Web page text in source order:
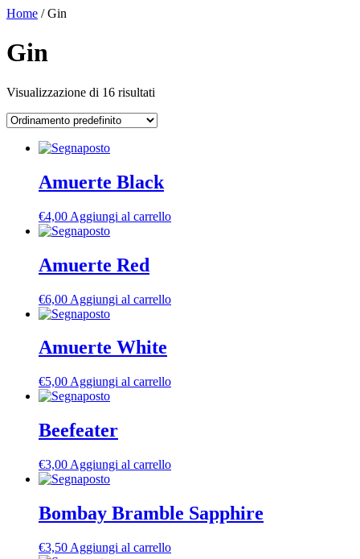
Vai
contenuto
Home / Gin
Gin
Visualizzazione di 16 risultati
Amuerte Black
€4,00 Aggiungi al carrello
Amuerte Red
€6,00 Aggiungi al carrello
Amuerte White
€5,00 Aggiungi al carrello
Beefeater
€3,00 Aggiungi al carrello
Bombay Bramble Sapphire
€3,50 Aggiungi al carrello